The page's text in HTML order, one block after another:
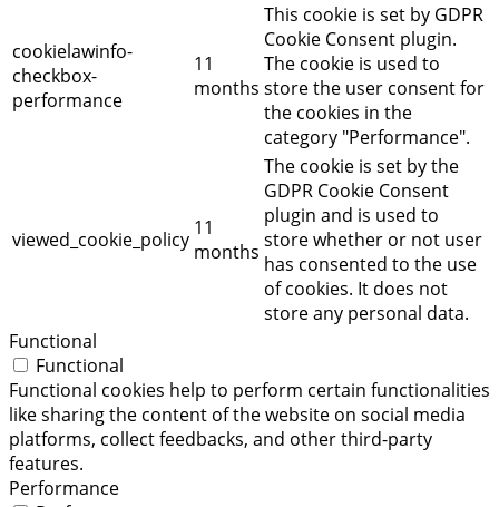
cookielawinfo-
checkbox-
performance
11
months
This cookie is set by GDPR
Cookie Consent plugin.
The cookie is used to
store the user consent for
the cookies in the
category "Performance".
viewed_cookie_policy 11
months
The cookie is set by the
GDPR Cookie Consent
plugin and is used to
store whether or not user
has consented to the use
of cookies. It does not
store any personal data.
Functional
Functional
Functional cookies help to perform certain functionalities
like sharing the content of the website on social media
platforms, collect feedbacks, and other third-party
features.
Performance